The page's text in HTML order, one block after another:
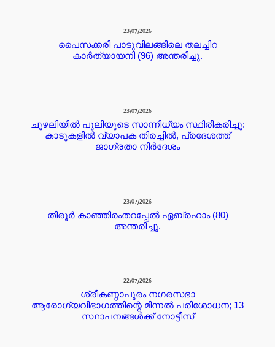
23/07/2026
പൈസക്കരി പാടുവിലങ്ങിലെ തലച്ചിറ
കാർത്യായനി (96) അന്തരിച്ചു.
23/07/2026
ചുഴലിയിൽ പുലിയുടെ സാന്നിധ്യം സ്ഥിരീകരിച്ചു:
കാടുകളിൽ വ്യാപക തിരച്ചിൽ, പ്രദേശത്ത്
ജാഗ്രതാ നിർദേശം
23/07/2026
തിരൂർ കാഞ്ഞിരംതറപ്പേൽ ഏബ്രഹാം (80)
അന്തരിച്ചു.
22/07/2026
ശ്രീകണ്ഠാപുരം നഗരസഭാ
ആരോഗ്യവിഭാഗത്തിന്റെ മിന്നൽ പരിശോധന; 13
സ്ഥാപനങ്ങൾക്ക് നോട്ടീസ്